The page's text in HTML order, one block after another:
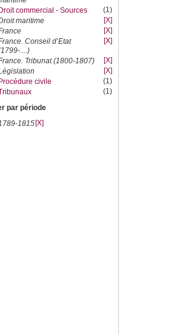
Droit commercial - Sources
(1)
maritime
[X]
[X]
Conseil d’Etat
....)
[X]
Tribunat (1800-1807)
[X]
[X]
Procédure civile
(1)
(1)
par période
1815[X]